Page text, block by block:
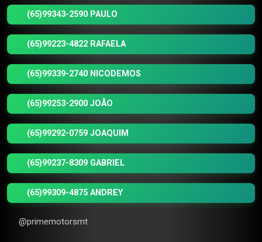
(65)99343-2590 PAULO
(65)99223-4822 RAFAELA
(65)99339-2740 NICODEMOS
(65)99253-2900 JOÃO
(65)99292-0759 JOAQUIM
(65)99237-8309 GABRIEL
(65)99309-4875 ANDREY
@primemotorsmt